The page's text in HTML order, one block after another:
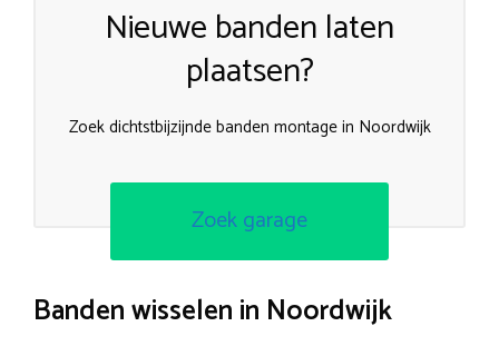
Nieuwe banden laten
plaatsen?
Zoek dichtstbijzijnde banden montage in Noordwijk
Zoek garage
Banden wisselen in Noordwijk